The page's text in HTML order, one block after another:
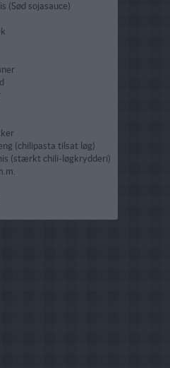
(Sød sojasauce)
(chilipasta tilsat løg)
(stærkt chili-løgkrydderi)